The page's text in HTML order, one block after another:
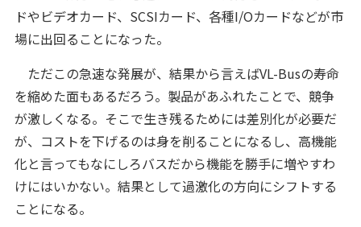
ドやビデオカード、SCSIカード、各種I/Oカードなどが市
場に出回ることになった。
ただこの急速な発展が、結果から言えばVL-Busの寿命
を縮めた面もあるだろう。製品があふれたことで、競争
が激しくなる。そこで生き残るためには差別化が必要だ
が、コストを下げるのは身を削ることになるし、高機能
化と言ってもなにしろバスだから機能を勝手に増やすわ
けにはいかない。結果として過激化の方向にシフトする
ことになる。